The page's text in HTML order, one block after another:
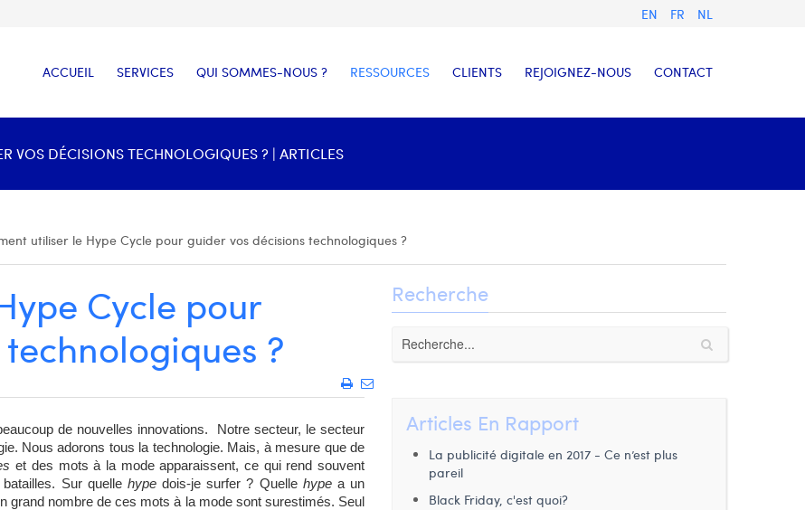
EN FR NL
ACCUEIL SERVICES QUI SOMMES-NOUS ? RESSOURCES CLIENTS REJOIGNEZ-NOUS CONTACT
VOS DÉCISIONS TECHNOLOGIQUES ? | ARTICLES
utiliser le Hype Cycle pour guider vos décisions technologiques ?
Cycle pour
?
de nouvelles innovations.  Notre secteur, le secteur
Nous adorons tous la technologie. Mais, à mesure que de
et des mots à la mode apparaissent, ce qui rend souvent
Sur quelle hype dois-je surfer ? Quelle hype a un
nombre de ces mots à la mode sont surestimés. Seul
Recherche
Articles En Rapport
La publicité digitale en 2017 - Ce n’est plus
pareil
Black Friday, c'est quoi?